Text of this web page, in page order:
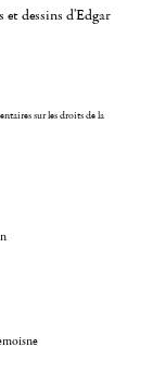
et dessins d'Edgar
sur les droits de la